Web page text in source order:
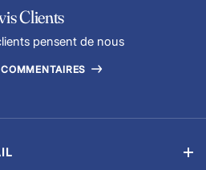
Clients
pensent de nous